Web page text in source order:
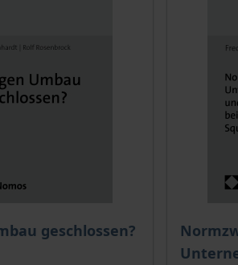
geschlossen?
on the options chosen on the
The